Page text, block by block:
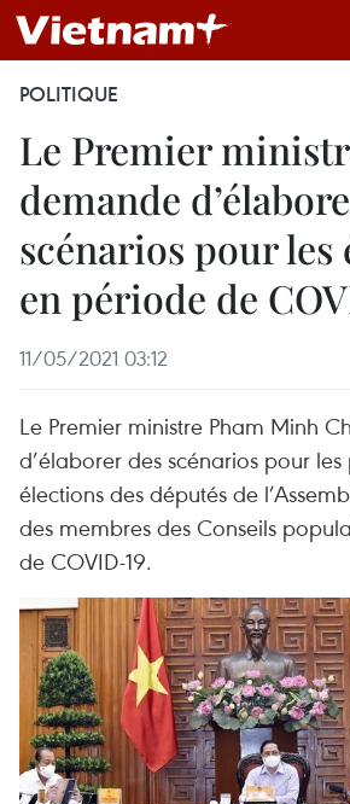
POLITIQUE
Le Premier
demande
scénarios pour les
en période de
11/05/2021 03:12
Le Premier ministre Pham Minh
d’élaborer des scénarios pour
élections des députés de
des membres des Conseils
de COVID-19.